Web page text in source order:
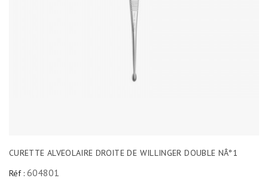
CURETTE ALVEOLAIRE DROITE DE WILLINGER DOUBLE NÂ°1
Réf : 604801